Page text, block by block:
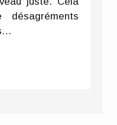
désagréments